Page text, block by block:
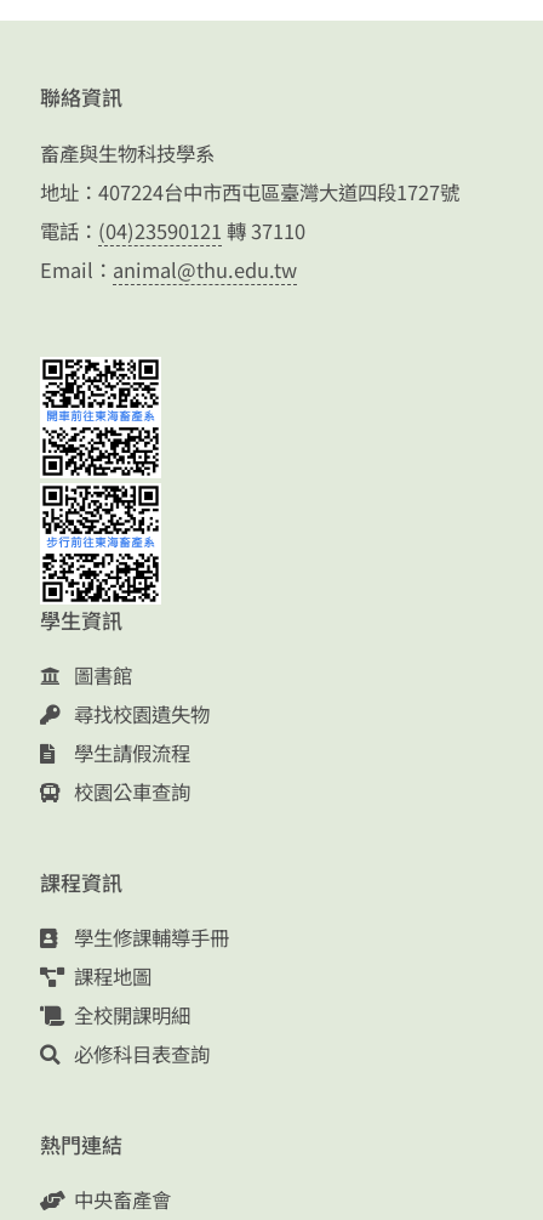
聯絡資訊
畜產與生物科技學系
地址：407224台中市西屯區臺灣大道四段1727號
電話： (04)23590121 轉 37110
Email： animal@thu.edu.tw
學生資訊
圖書館
尋找校園遺失物
學生請假流程
校園公車查詢
課程資訊
學生修課輔導手冊
課程地圖
全校開課明細
必修科目表查詢
熱門連結
中央畜產會